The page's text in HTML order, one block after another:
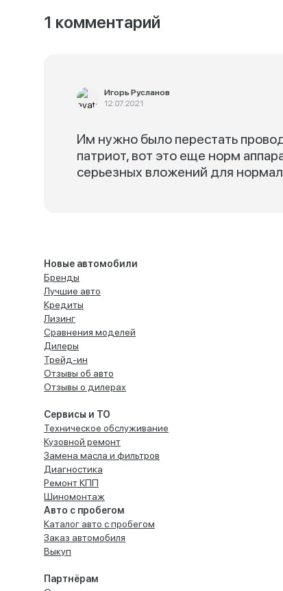
1 комментарий
Игорь Русланов
12.07.2021
Им нужно было перестать
патриот, вот это еще норм
серьезных вложений для
Новые автомобили
Бренды
Лучшие авто
Кредиты
Лизинг
Сравнения моделей
Дилеры
Трейд-ин
Отзывы об авто
Отзывы о дилерах
Сервисы и ТО
Техническое обслуживание
Кузовной ремонт
Замена масла и фильтров
Диагностика
Ремонт КПП
Шиномонтаж
Авто с пробегом
Каталог авто с пробегом
Заказ автомобиля
Выкуп
Партнёрам